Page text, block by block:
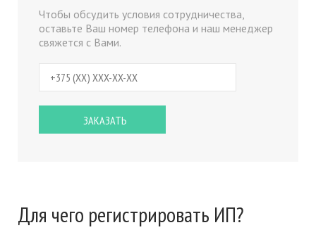
Чтобы обсудить условия сотрудничества,
оставьте Ваш номер телефона и наш менеджер
свяжется с Вами.
Для чего регистрировать ИП?